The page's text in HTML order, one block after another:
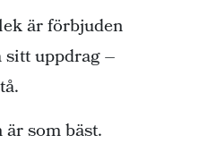
är förbjuden
sitt uppdrag –
som bäst.